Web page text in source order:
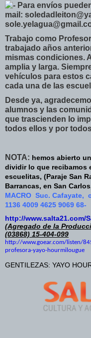
Para envíos
mail:
Trabajo como
trabajado años
mismas condiciones.
amplia y larga.
vehículos para estos
cada una de las
Desde ya,
alumnos y las
que trascienden lo
todos ellos y por
NOTA: hemos abierto
dividir lo que recibamos
escuelitas, (Paraje San
Barrancas, en San
MACRO Suc. Cafayate,
1136 4009 4625 9069 68-
http://www.salta21.com/
(Agregado de la
(03868) 15-404-099
http://www.goear.com/listen/
profesora-yayo-hourmilougue
GENTILEZAS: YAYO